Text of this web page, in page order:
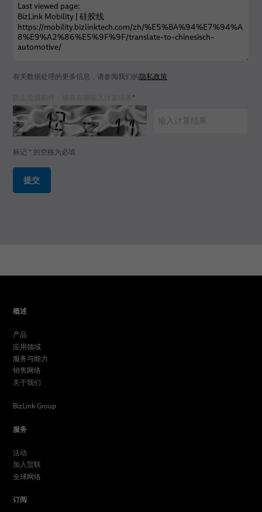
有关数据处理的更多信息，请参阅我们的隐私政策
*
标记 * 的空格为必填
提交
概述
产品
应用领域
服务与能力
销售网络
关于我们
BizLink Group
服务
活动
加入贸联
全球网络
订阅